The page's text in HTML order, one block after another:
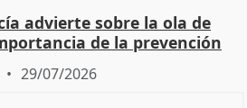
advierte sobre la ola de
de la prevención
29/07/2026